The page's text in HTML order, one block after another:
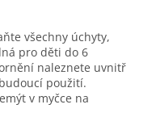
všechny úchyty,
pro děti do 6
naleznete uvnitř
použití.
v myčce na